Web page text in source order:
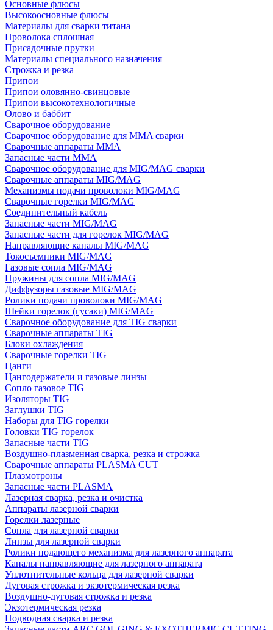
Основные флюсы
Высокоосновные флюсы
Материалы для сварки титана
Проволока сплошная
Присадочные прутки
Материалы специального назначения
Строжка и резка
Припои
Припои оловянно-свинцовые
Припои высокотехнологичные
Олово и баббит
Сварочное оборудование
Сварочное оборудование для MMA сварки
Сварочные аппараты MMA
Запасные части MMA
Сварочное оборудование для MIG/MAG сварки
Сварочные аппараты MIG/MAG
Механизмы подачи проволоки MIG/MAG
Сварочные горелки MIG/MAG
Соединительный кабель
Запасные части MIG/MAG
Запасные части для горелок MIG/MAG
Направляющие каналы MIG/MAG
Токосъемники MIG/MAG
Газовые сопла MIG/MAG
Пружины для сопла MIG/MAG
Диффузоры газовые MIG/MAG
Ролики подачи проволоки MIG/MAG
Шейки горелок (гусаки) MIG/MAG
Сварочное оборудование для TIG сварки
Сварочные аппараты TIG
Блоки охлаждения
Сварочные горелки TIG
Цанги
Цангодержатели и газовые линзы
Сопло газовое TIG
Изоляторы TIG
Заглушки TIG
Наборы для TIG горелки
Головки TIG горелок
Запасные части TIG
Воздушно-плазменная сварка, резка и строжка
Сварочные аппараты PLASMA CUT
Плазмотроны
Запасные части PLASMA
Лазерная сварка, резка и очистка
Аппараты лазерной сварки
Горелки лазерные
Сопла для лазерной сварки
Линзы для лазерной сварки
Ролики подающего механизма для лазерного аппарата
Каналы направляющие для лазерного аппарата
Уплотнительные кольца для лазерной сварки
Дуговая строжка и экзотермическая резка
Воздушно-дуговая строжка и резка
Экзотермическая резка
Подводная сварка и резка